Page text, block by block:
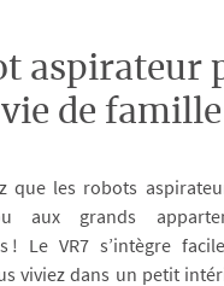
aspirateur
de famille
que les robots
aux grands
! Le VR7 s’intègre
viviez dans un petit